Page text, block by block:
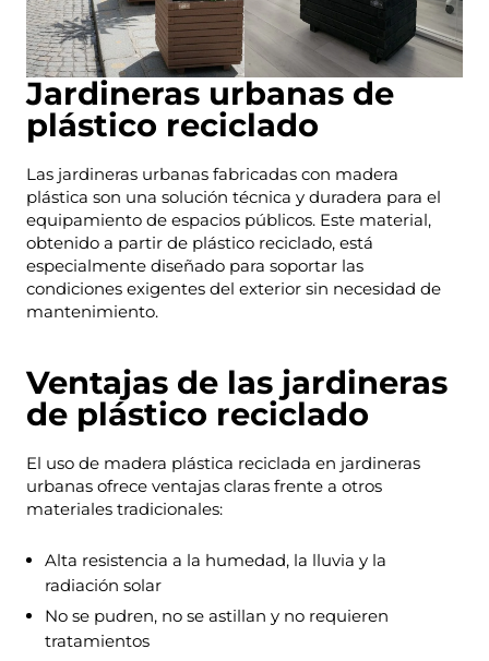
Jardineras urbanas de
plástico reciclado
Las jardineras urbanas fabricadas con madera
plástica son una solución técnica y duradera para el
equipamiento de espacios públicos. Este material,
obtenido a partir de plástico reciclado, está
especialmente diseñado para soportar las
condiciones exigentes del exterior sin necesidad de
mantenimiento.
Ventajas de las jardineras
de plástico reciclado
El uso de madera plástica reciclada en jardineras
urbanas ofrece ventajas claras frente a otros
materiales tradicionales:
Alta resistencia a la humedad, la lluvia y la
radiación solar
No se pudren, no se astillan y no requieren
tratamientos